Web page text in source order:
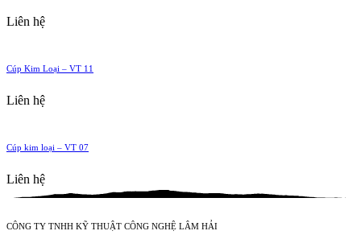
Liên hệ
Cúp Kim Loại – VT 11
Liên hệ
Cúp kim loại – VT 07
Liên hệ
CÔNG TY TNHH KỸ THUẬT CÔNG NGHỆ LÂM HẢI